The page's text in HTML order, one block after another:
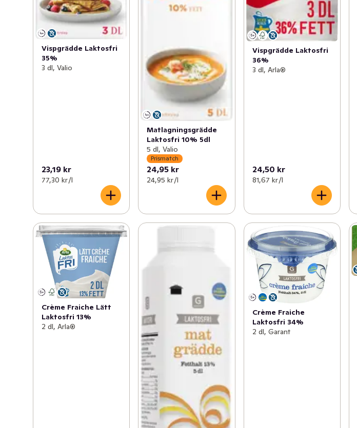
Vispgrädde Laktosfri
35%
3 dl, Valio
23,19 kr
77,30 kr /l
Matlagningsgrädde
Laktosfri 10% 5dl
5 dl, Valio
Prismatch
24,95 kr
24,95 kr /l
Vispgrädde Laktosfri
36%
3 dl, Arla®
24,50 kr
81,67 kr /l
Crème Fraiche Lätt
Laktosfri 13%
2 dl, Arla®
Crème Fraiche
Laktosfri 34%
2 dl, Garant